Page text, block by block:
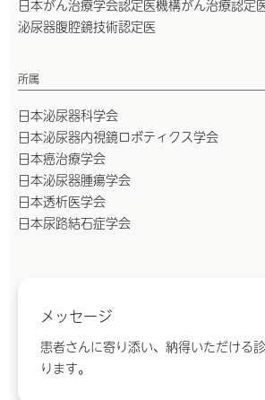
日本がん治療学会認定医機構がん治療認定
泌尿器腹腔鏡技術認定医
所属
日本泌尿器科学会
日本泌尿器内視鏡ロボティクス学会
日本癌治療学会
日本泌尿器腫瘍学会
日本透析医学会
日本尿路結石症学会
メッセージ
患者さんに寄り添い、納得いただける
ります。